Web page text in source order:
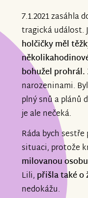
7.1.2021 zasáhla
tragická událost.
holčičky měl
bohužel prohrál.
narozeninami.
plný snů a plánů
je ale nečeká.
Ráda bych
situaci, protože
milovanou osobu
Lili, přišla také
nedokážu.